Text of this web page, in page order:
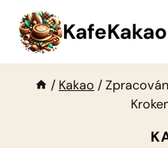
Přeskočit
obsah
/ Kakao /